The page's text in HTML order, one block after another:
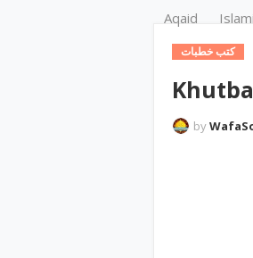
Aqaid
کتب خطبات
by